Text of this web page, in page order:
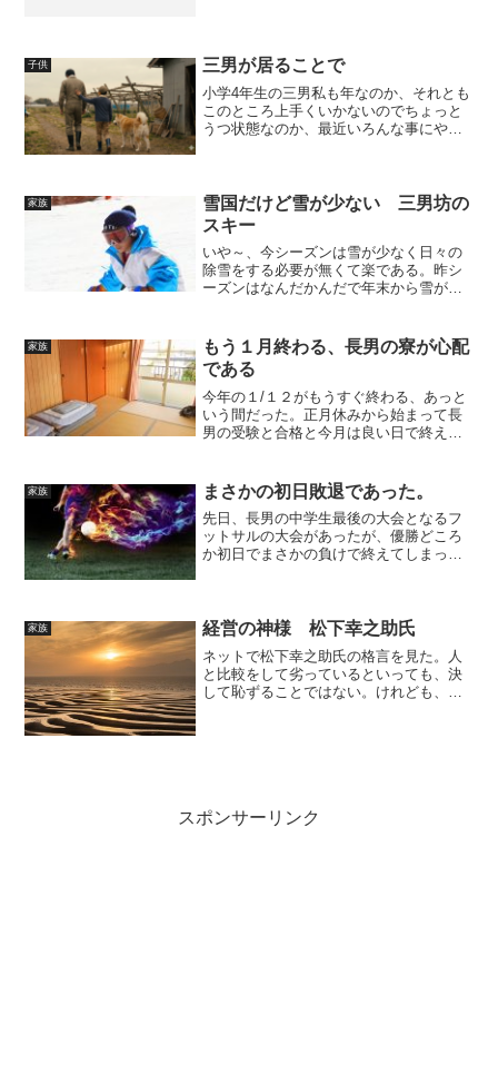
る事になる。しかし、長男...
子供 三男が居ることで
小学4年生の三男私も年なのか、それとも
このところ上手くいかないのでちょっと
うつ状態なのか、最近いろんな事にやる
ない状態です。そんな...
家族
雪国だけど雪が少ない 三男坊の
スキー
いや～、今シーズンは雪が少なく日々の
除雪をする必要が無くて楽である。昨シ
ーズンはなんだかんだで年末から雪が降
も楽である。昨シーズンは年初から転職
をし1時間半かけて車での...
家族
もう１月終わる、長男の寮が心配
である
今年の１/１２がもうすぐ終わる、あっと
いう間だった。正月休みから始まって長
男の受験と合格と今月は良い日で終えた
ていない。嫁はインフルエンザ予防にヤ
クルトが効果があると思...
家族 まさかの初日敗退であった。
先日、長男の中学生最後の大会となるフ
ットサルの大会があったが、優勝どころ
か初日でまさかの負けで終えてしまっ
メント初戦で負けてしまった...
家族 経営の神様 松下幸之助氏
ネットで松下幸之助氏の格言を見た。人
と比較をして劣っているといっても、決
して恥ずることではない。けれども、去
スポンサーリンク